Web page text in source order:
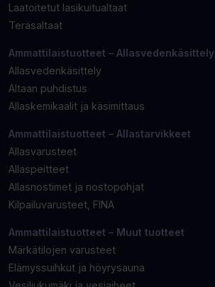
Laatoitetut lasikuitualtaat
Teräsaltaat
Ammattilaistuotteet – Allasvedenkäsittely
Allasvedenkäsittely
Altaan puhdistus
Allaskemikaalit ja käsimittaus
Ammattilaistuotteet – Allastarvikkeet
Allasvarusteet
Allaspeitteet
Allasnostimet ja nostopohjat
Kilpailuvarusteet, FINA
Ammattilaistuotteet – Muut tuotteet
Märkätilojen varusteet
Elämyssuihkut ja höyrysauna